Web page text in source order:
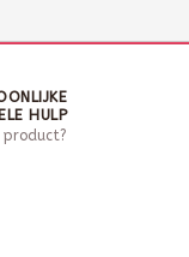
HULP
product?